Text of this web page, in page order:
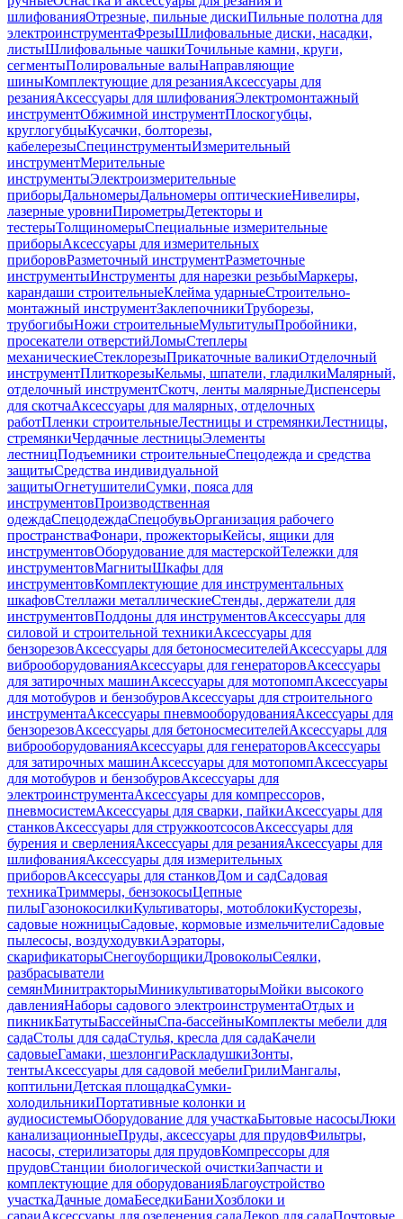
шлифованияОтрезные, пильные дискиПильные полотна для
электроинструментаФрезыШлифовальные диски, насадки,
листыШлифовальные чашкиТочильные камни, круги,
сегментыПолировальные валыНаправляющие
шиныКомплектующие для резанияАксессуары для
резанияАксессуары для шлифованияЭлектромонтажный
инструментОбжимной инструментПлоскогубцы,
круглогубцыКусачки, болторезы,
кабелерезыСпецинструментыИзмерительный
инструментМерительные
инструментыЭлектроизмерительные
приборыДальномерыДальномеры оптическиеНивелиры,
лазерные уровниПирометрыДетекторы и
тестерыТолщиномерыСпециальные измерительные
приборыАксессуары для измерительных
приборовРазметочный инструментРазметочные
инструментыИнструменты для нарезки резьбыМаркеры,
карандаши строительныеКлейма ударныеСтроительно-
монтажный инструментЗаклепочникиТруборезы,
трубогибыНожи строительныеМультитулыПробойники,
просекатели отверстийЛомыСтеплеры
механическиеСтеклорезыПрикаточные валикиОтделочный
инструментПлиткорезыКельмы, шпатели, гладилкиМалярный,
отделочный инструментСкотч, ленты малярныеДиспенсеры
для скотчаАксессуары для малярных, отделочных
работПленки строительныеЛестницы и стремянкиЛестницы,
стремянкиЧердачные лестницыЭлементы
лестницПодъемники строительныеСпецодежда и средства
защитыСредства индивидуальной
защитыОгнетушителиСумки, пояса для
инструментовПроизводственная
одеждаСпецодеждаСпецобувьОрганизация рабочего
пространстваФонари, прожекторыКейсы, ящики для
инструментовОборудование для мастерскойТележки для
инструментовМагнитыШкафы для
инструментовКомплектующие для инструментальных
шкафовСтеллажи металлическиеСтенды, держатели для
инструментовПоддоны для инструментовАксессуары для
силовой и строительной техникиАксессуары для
бензорезовАксессуары для бетоносмесителейАксессуары для
виброоборудованияАксессуары для генераторовАксессуары
для затирочных машинАксессуары для мотопомпАксессуары
для мотобуров и бензобуровАксессуары для строительного
инструментаАксессуары пневмооборудованияАксессуары для
бензорезовАксессуары для бетоносмесителейАксессуары для
виброоборудованияАксессуары для генераторовАксессуары
для затирочных машинАксессуары для мотопомпАксессуары
для мотобуров и бензобуровАксессуары для
электроинструментаАксессуары для компрессоров,
пневмосистемАксессуары для сварки, пайкиАксессуары для
станковАксессуары для стружкоотсосовАксессуары для
бурения и сверленияАксессуары для резанияАксессуары для
шлифованияАксессуары для измерительных
приборовАксессуары для станковДом и садСадовая
техникаТриммеры, бензокосыЦепные
пилыГазонокосилкиКультиваторы, мотоблокиКусторезы,
садовые ножницыСадовые, кормовые измельчителиСадовые
пылесосы, воздуходувкиАэраторы,
скарификаторыСнегоуборщикиДровоколыСеялки,
разбрасыватели
семянМинитракторыМиникультиваторыМойки высокого
давленияНаборы садового электроинструментаОтдых и
пикникБатутыБассейныСпа-бассейныКомплекты мебели для
садаСтолы для садаСтулья, кресла для садаКачели
садовыеГамаки, шезлонгиРаскладушкиЗонты,
тентыАксессуары для садовой мебелиГрилиМангалы,
коптильниДетская площадкаСумки-
холодильникиПортативные колонки и
аудиосистемыОборудование для участкаБытовые насосыЛюки
канализационныеПруды, аксессуары для прудовФильтры,
насосы, стерилизаторы для прудовКомпрессоры для
прудовСтанции биологической очисткиЗапчасти и
комплектующие для оборудованияБлагоустройство
участкаДачные домаБеседкиБаниХозблоки и
сараиАксессуары для озеленения садаДекор для садаПочтовые